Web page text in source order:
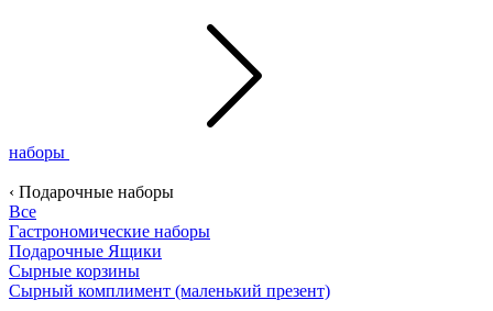
наборы
‹ Подарочные наборы
Все
Гастрономические наборы
Подарочные Ящики
Сырные корзины
Сырный комплимент (маленький презент)